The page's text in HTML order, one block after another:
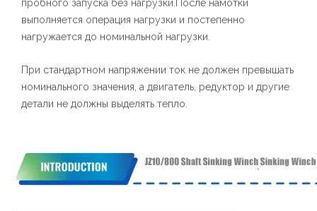
пробного запуска без нагрузки.После намотки
выполняется операция нагрузки и постепенно
нагружается до номинальной нагрузки.
При стандартном напряжении ток не должен превышать
номинального значения, а двигатель, редуктор и другие
детали не должны выделять тепло.